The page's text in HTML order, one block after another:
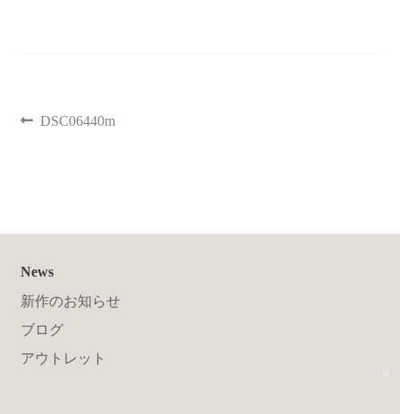
送料について
DSC06440m
News
新作のお知らせ
ブログ
アウトレット